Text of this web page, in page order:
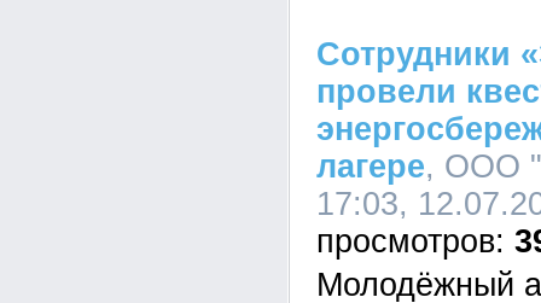
Сотрудники
провели
лагере, ООО
17:03,
Молодёжный